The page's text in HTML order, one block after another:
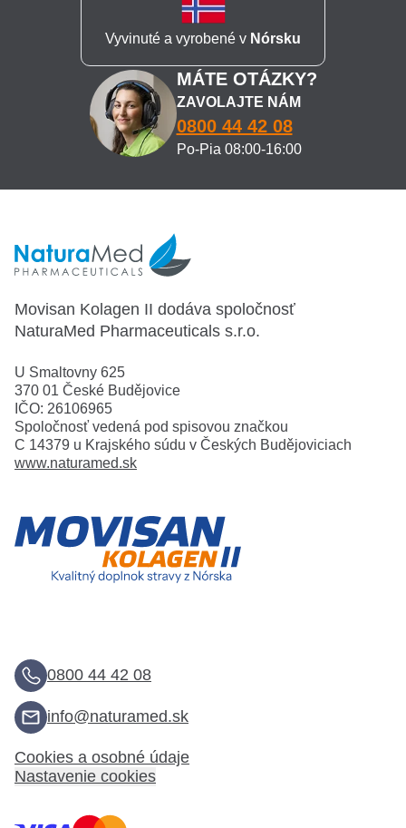
Vyvinuté a vyrobené v Nórsku
MÁTE OTÁZKY?
ZAVOLAJTE NÁM
0800 44 42 08
Po-Pia 08:00-16:00
Movisan Kolagen II dodáva spoločnosť
NaturaMed Pharmaceuticals s.r.o.
U Smaltovny 625
370 01 České Budějovice
IČO: 26106965
Spoločnosť vedená pod spisovou značkou
C 14379 u Krajského súdu v Českých Budějoviciach
www.naturamed.sk
0800 44 42 08
info@naturamed.sk
Cookies a osobné údaje
Nastavenie cookies